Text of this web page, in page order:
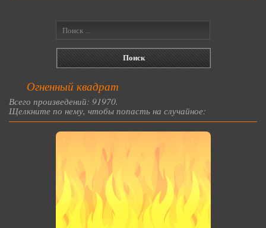
Огненный квадрат
Всего произведений: 91970.
Щелкните по нему, чтобы попасть на случайное: